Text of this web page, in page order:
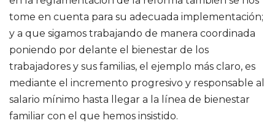
tome en cuenta para su adecuada implementación;
y a que sigamos trabajando de manera coordinada
poniendo por delante el bienestar de los
trabajadores y sus familias, el ejemplo más claro, es
mediante el incremento progresivo y responsable al
salario mínimo hasta llegar a la línea de bienestar
familiar con el que hemos insistido.